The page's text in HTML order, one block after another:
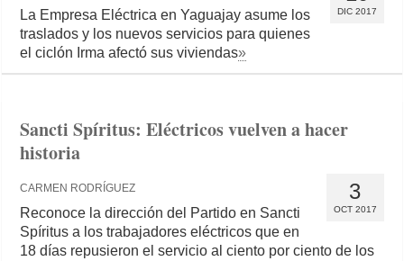
DIC 2017
La Empresa Eléctrica en Yaguajay asume los
traslados y los nuevos servicios para quienes
el ciclón Irma afectó sus viviendas»
Sancti Spíritus: Eléctricos vuelven a hacer
historia
3
OCT 2017
CARMEN RODRÍGUEZ
Reconoce la dirección del Partido en Sancti
Spíritus a los trabajadores eléctricos que en
18 días repusieron el servicio al ciento por ciento de los